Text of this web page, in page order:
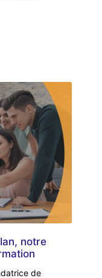
notre
de